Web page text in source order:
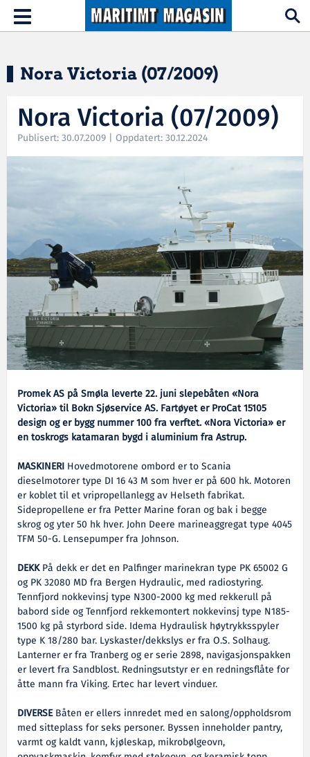
Hopp til hovedinnhold
Toggle
navigation
Nora Victoria (07/2009)
Nora Victoria (07/2009)
Publisert: 30.07.2009 | Oppdatert: 30.12.2024
Promek AS på Smøla leverte 22. juni slepebåten «Nora
Victoria» til Bokn Sjøservice AS. Fartøyet er ProCat 15105
design og er bygg nummer 100 fra verftet. «Nora Victoria» er
en toskrogs katamaran bygd i aluminium fra Astrup.
MASKINERI Hovedmotorene ombord er to Scania
dieselmotorer type DI 16 43 M som hver er på 600 hk. Motoren
er koblet til et vripropellanlegg av Helseth fabrikat.
Sidepropellene er fra Petter Marine foran og bak i begge
skrog og yter 50 hk hver. John Deere marineaggregat type 4045
TFM 50-G. Lensepumper fra Johnson.
DEKKPå dekk er det en Palfinger marinekran type PK 65002 G
og PK 32080 MD fra Bergen Hydraulic, med radiostyring.
Tennfjord nokkevinsj type N300-2000 kg med rekkerull på
babord side og Tennfjord rekkemontert nokkevinsj type N185-
1500 kg på styrbord side. Idema Hydraulisk høytrykksspyler
type K 18/280 bar. Lyskaster/dekkslys er fra O.S. Solhaug.
Lanterner er fra Tranberg og er serie 2898, navigasjonspakken
er levert fra Sandblost. Redningsutstyr er en redningsflåte for
åtte mann fra Viking. Ertec har levert vinduer.
DIVERSEBåten er ellers innredet med en salong/oppholdsrom
med sitteplass for seks personer. Byssen inneholder pantry,
varmt og kaldt vann, kjøleskap, mikrobølgeovn,